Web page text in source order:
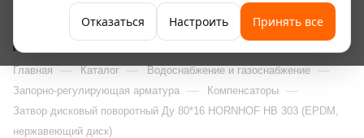
(EPDM, нержавеющий
диск)
Главная — Каталог — Водоснабжение и газоснабжение —
Запорно-регулирующая арматура — Компенсаторы —
Затвор дисковый поворотный Ду 80*16 HORNHOF HB 303 (EPDM,
нержавеющий диск)
Отказаться Настроить Принять все